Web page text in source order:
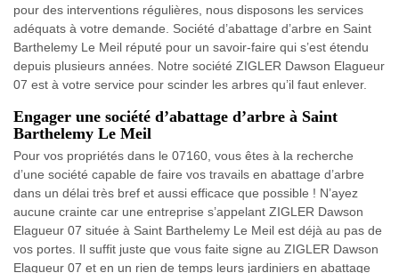
pour des interventions régulières, nous disposons les services
adéquats à votre demande. Société d’abattage d’arbre en Saint
Barthelemy Le Meil réputé pour un savoir-faire qui s’est étendu
depuis plusieurs années. Notre société ZIGLER Dawson Elagueur
07 est à votre service pour scinder les arbres qu’il faut enlever.
Engager une société d’abattage d’arbre à Saint
Barthelemy Le Meil
Pour vos propriétés dans le 07160, vous êtes à la recherche
d’une société capable de faire vos travails en abattage d’arbre
dans un délai très bref et aussi efficace que possible ! N’ayez
aucune crainte car une entreprise s’appelant ZIGLER Dawson
Elagueur 07 située à Saint Barthelemy Le Meil est déjà au pas de
vos portes. Il suffit juste que vous faite signe au ZIGLER Dawson
Elagueur 07 et en un rien de temps leurs jardiniers en abattage